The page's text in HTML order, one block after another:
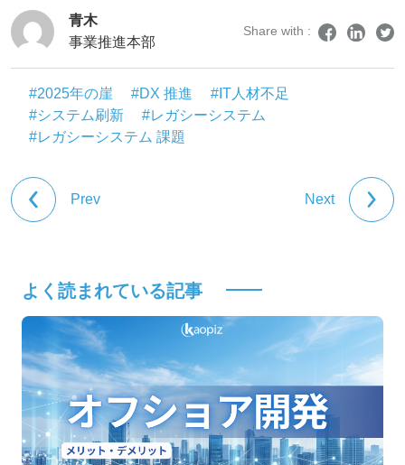
青木
事業推進本部
Share with :
#2025年の崖 #DX 推進
#IT人材不足
#システム刷新
#レガシーシステム
#レガシーシステム 課題
Prev Next
よく読まれている記事